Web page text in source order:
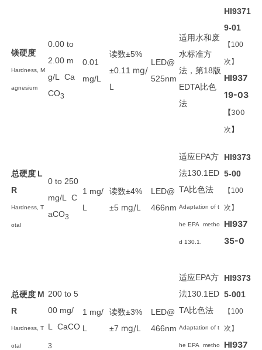
镁硬度
Hardness, M
agnesium
0.00 to
2.00 m
g/L Ca
CO3
0.01
mg/L
读数±5%
±0.11 mg/
L
LED@
525nm
适用水和废
水标准方
法 ， 第18版
EDTA比色
法
HI9371
9-01
【100
次】
HI937
19-03
【300
次】
总硬度 L
R
Hardness, T
otal
0 to 250
mg/L C
aCO3
1 mg/
L
读数±4%
±5 mg/L
LED@
466nm
适应EPA方
法130.1ED
TA比色法
Adaptation of t
he EPA metho
d 130.1.
HI9373
5-00
【100
次】
HI937
35-0
总硬度 M
R
Hardness, T
otal
200 to 5
00 mg/
L CaCO
3
1 mg/
L
读数±3%
±7 mg/L
LED@
466nm
适应EPA方
法130.1ED
TA比色法
Adaptation of t
he EPA metho
HI9373
5-001
【100
次】
HI937